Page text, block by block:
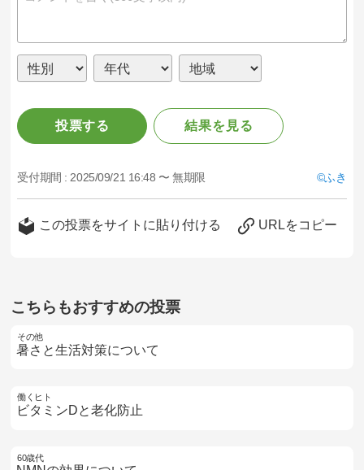
投票する 結果を見る
受付期間 : 2025/09/21 16:48 〜 無期限 ふき
この投票をサイトに貼り付ける URLをコピー
こちらもおすすめの投票
その他
暑さと生活対策について
働くヒト
ビタミンDと老化防止
60歳代